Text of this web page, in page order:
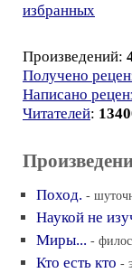
избранных
Произведений:
Получено
Написано
Читателей:
Поход. -
Наукой не
Миры... -
Кто есть кто -